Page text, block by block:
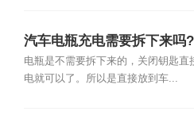
汽车电瓶充电需要拆下来吗?
电瓶是不需要拆下来的，关闭钥匙直
电就可以了。所以是直接放到车...